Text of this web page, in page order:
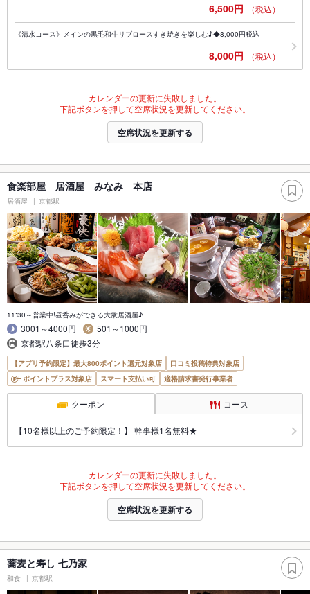
6,500円 （税込）
《清水コース》メインの黒毛和牛リブロースすき焼きを楽しむ♪◆8,000円税込
8,000円 （税込）
カレンダーの更新に失敗しました。
下記ボタンを押して空席状況を更新してください。
空席状況を更新する
食楽部屋 居酒屋 みなみ 本店
居酒屋 京都駅
11:30～営業中!昼呑みができる大衆居酒屋♪
3001～4000円
501～1000円
京都駅八条口徒歩3分
【アプリ予約限定】最大800ポイント還元対象店
口コミ投稿特典対象店
ポイントプラス対象店
スマート支払い可 適格請求書発行事業者
クーポン コース
【10名様以上のご予約限定！】 幹事様1名無料★
カレンダーの更新に失敗しました。
下記ボタンを押して空席状況を更新してください。
空席状況を更新する
蕎麦と寿し 七乃家
和食 京都駅